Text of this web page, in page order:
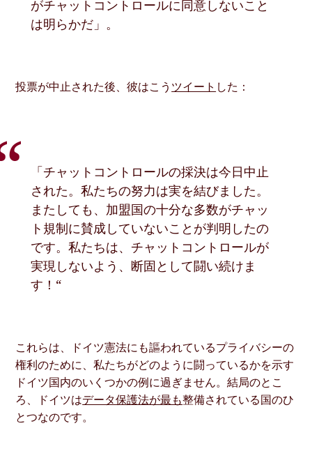
がチャットコントロールに同意しないこと
は明らかだ」。
投票が中止された後、彼はこう ツイート した：
「チャットコントロールの採決は今日中止
された。私たちの努力は実を結びました。
またしても、加盟国の十分な多数がチャッ
ト規制に賛成していないことが判明したの
です。私たちは、チャットコントロールが
実現しないよう、断固として闘い続けま
す！“
これらは、ドイツ憲法にも謳われているプライバシーの
権利のために、私たちがどのように闘っているかを示す
ドイツ国内のいくつかの例に過ぎません。結局のとこ
ろ、ドイツはデータ保護法が最も整備されている国のひ
とつなのです。